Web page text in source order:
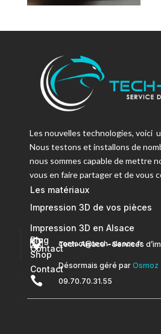
Les nouvelles technologies, voici
Nous testons et installons de
nous sommes capable de mettre
vous en faire partager et de vous
Les matériaux
Impression 3D de vos pièces
Impression 3D en Alsace
Contact
Blog
Shop
Contact
 contact@tech-alsace.fr
 Tech-Alsace – Services
Désormais géré par Osmoz
 09.70.70.31.55